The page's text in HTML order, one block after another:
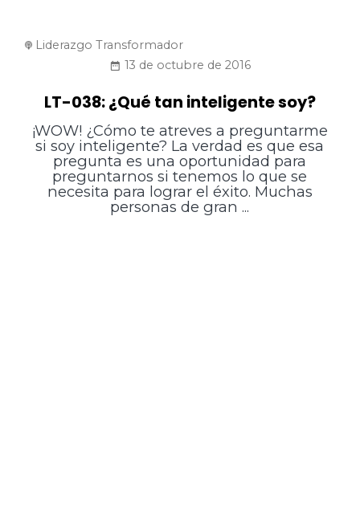
Liderazgo Transformador
13 de octubre de 2016
LT-038: ¿Qué tan inteligente soy?
¡WOW! ¿Cómo te atreves a preguntarme
si soy inteligente? La verdad es que esa
pregunta es una oportunidad para
preguntarnos si tenemos lo que se
necesita para lograr el éxito. Muchas
personas de gran ...